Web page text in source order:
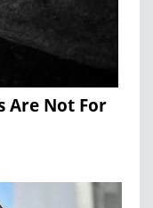
Are Not For